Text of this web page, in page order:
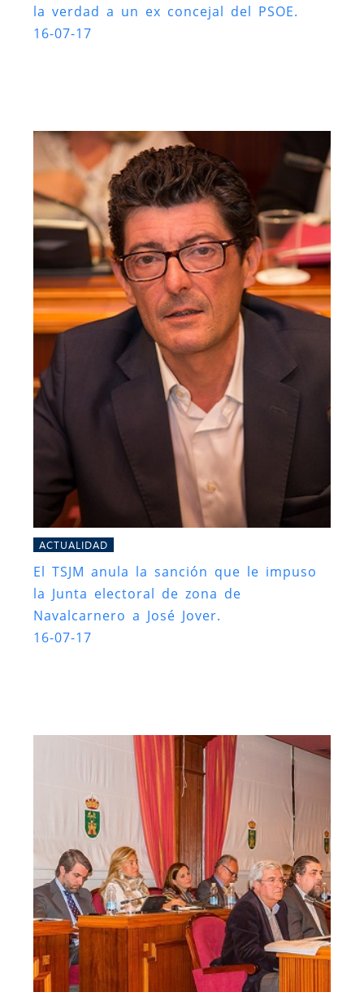
la verdad a un ex concejal del PSOE.
16-07-17
ACTUALIDAD
El TSJM anula la sanción que le impuso
la Junta electoral de zona de
Navalcarnero a José Jover.
16-07-17